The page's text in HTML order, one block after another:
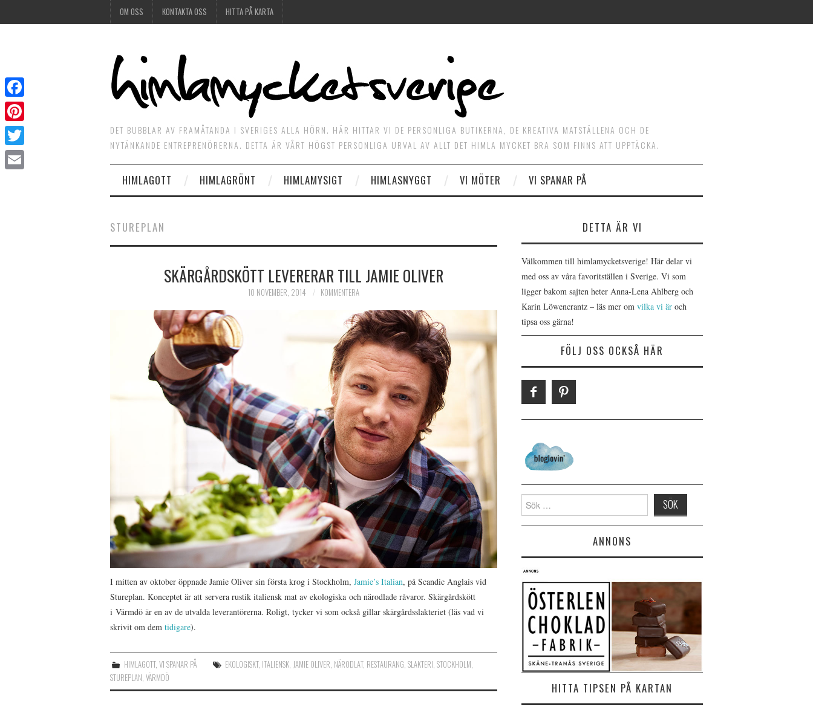
OM OSS KONTAKTA OSS HITTA PÅ KARTA
DET BUBBLAR AV FRAMÅTANDA I SVERIGES ALLA HÖRN. HÄR HITTAR VI DE PERSONLIGA BUTIKERNA, DE KREATIVA MATSTÄLLENA OCH DE
NYTÄNKANDE ENTREPRENÖRERNA. DETTA ÄR VÅRT HÖGST PERSONLIGA URVAL AV ALLT DET HIMLA MYCKET BRA SOM FINNS ATT UPPTÄCKA.
HIMLAGOTT HIMLAGRÖNT HIMLAMYSIGT HIMLASNYGGT VI MÖTER VI SPANAR PÅ
STUREPLAN
SKÄRGÅRDSKÖTT LEVERERAR TILL JAMIE OLIVER
10 NOVEMBER, 2014 KOMMENTERA
I mitten av oktober öppnade Jamie Oliver sin första krog i Stockholm, Jamie’s Italian, på Scandic Anglais vid
Stureplan. Konceptet är att servera rustik italiensk mat av ekologiska och närodlade råvaror. Skärgårdskött
i Värmdö är en av de utvalda leverantörerna. Roligt, tycker vi som också gillar skärgårdsslakteriet (läs vad vi
skrivit om dem tidigare).
HIMLAGOTT,VI SPANAR PÅ EKOLOGISKT, ITALIENSK, JAMIE OLIVER, NÄRODLAT, RESTAURANG,SLAKTERI,STOCKHOLM,
STUREPLAN, VÄRMDÖ
DETTA ÄR VI
Välkommen till himlamycketsverige! Här delar vi
med oss av våra favoritställen i Sverige. Vi som
ligger bakom sajten heter Anna-Lena Ahlberg och
Karin Löwencrantz – läs mer om vilka vi är och
tipsa oss gärna!
FÖLJ OSS OCKSÅ HÄR
Search for:
ANNONS
HITTA TIPSEN PÅ KARTAN
Facebook
Pinterest
Twitter